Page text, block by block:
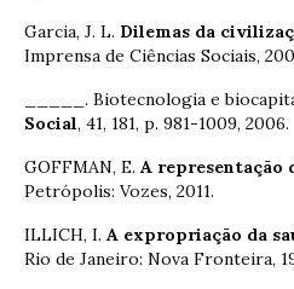
Garcia, J. L. Dilemas da
Imprensa de Ciências Sociais,
_____. Biotecnologia e
Social, 41, 181, p. 981-1009, 2006.
GOFFMAN, E. A representação
Petrópolis: Vozes, 2011.
ILLICH, I. A expropriação da
Rio de Janeiro: Nova Fronteira,